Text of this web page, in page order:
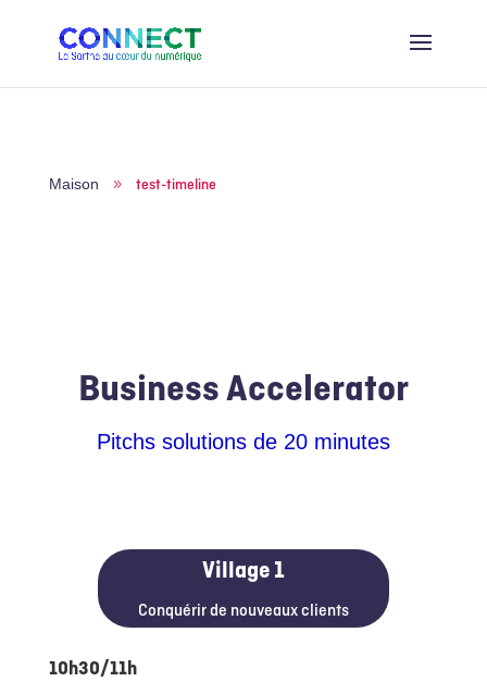
Maison 9 test-timeline
Business Accelerator
Pitchs solutions de 20 minutes
Village 1
Conquérir de nouveaux clients
10h30/11h